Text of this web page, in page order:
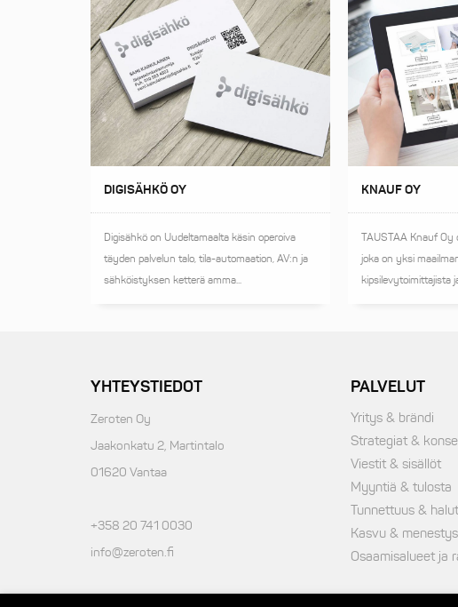
DIGISÄHKÖ OY
Digisähkö on Uudeltamaalta käsin operoiva
täyden palvelun talo, tila-automaation, AV:n ja
sähköistyksen ketterä amma...
KNAUF OY
TAUSTAA Knauf Oy
joka on yksi
kipsilevytoimittajista
YHTEYSTIEDOT
Zeroten Oy
Jaakonkatu 2, Martintalo
01620 Vantaa
+358 20 741 0030
info@zeroten.fi
PALVELUT
Yritys & brändi
Strategiat &
Viestit & sisällöt
Myyntiä & tulosta
Tunnettuus &
Kasvu & menestys
Osaamisalueet ja